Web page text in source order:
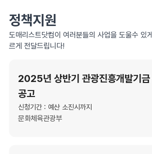
정책지원
도매리스트닷컴이 여러분들의 사업을 도울수 있
르게 전달드립니다!
2025년 상반기 관광진흥개발기금
공고
신청기간 : 예산 소진시까지
문화체육관광부